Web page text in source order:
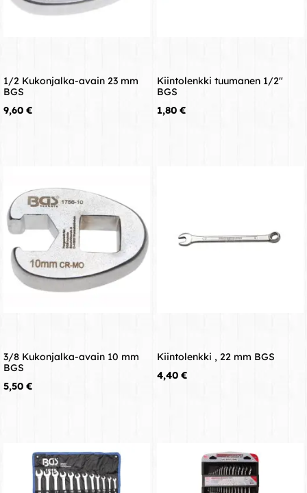
1/2 Kukonjalka-avain 23 mm
BGS
Hinta
9,60 €
Kiintolenkki tuumanen 1/2"
BGS
Hinta
1,80 €
3/8 Kukonjalka-avain 10 mm
BGS
Hinta
5,50 €
Kiintolenkki , 22 mm BGS
Hinta
4,40 €